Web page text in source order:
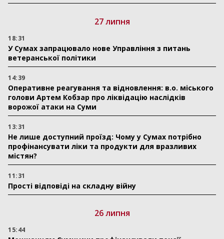
27 липня
18:31
У Сумах запрацювало нове Управління з питань
ветеранської політики
14:39
Оперативне реагування та відновлення: в.о. міського
голови Артем Кобзар про ліквідацію наслідків
ворожої атаки на Суми
13:31
Не лише доступний проїзд: Чому у Сумах потрібно
профінансувати ліки та продукти для вразливих
містян?
11:31
Прості відповіді на складну війну
26 липня
15:44